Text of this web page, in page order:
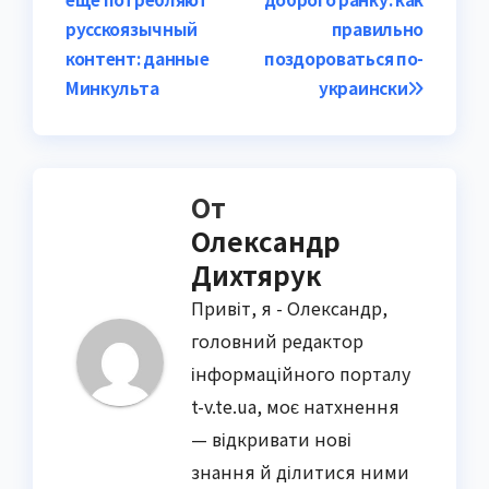
по
записям
правильно
поздороваться по-
украински
русскоязычный
контент: данные
Минкульта
От
Олександр
Дихтярук
Привіт, я - Олександр,
головний редактор
інформаційного порталу
t-v.te.ua, моє натхнення
— відкривати нові
знання й ділитися ними